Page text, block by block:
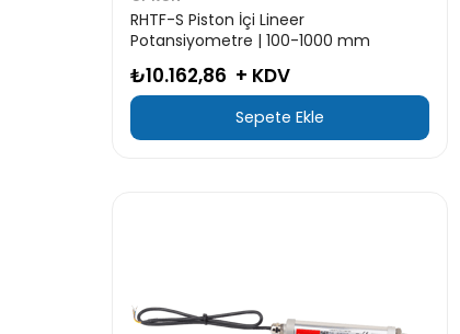
RHTF-S Piston İçi Lineer
Potansiyometre | 100-1000 mm
₺10.162,86 + KDV
Sepete Ekle